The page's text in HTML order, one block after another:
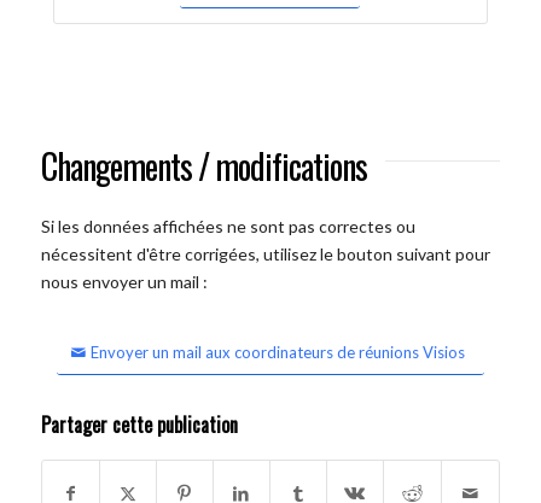
Changements / modifications
Si les données affichées ne sont pas correctes ou
nécessitent d'être corrigées, utilisez le bouton suivant pour
nous envoyer un mail :
Envoyer un mail aux coordinateurs de réunions Visios
Partager cette publication